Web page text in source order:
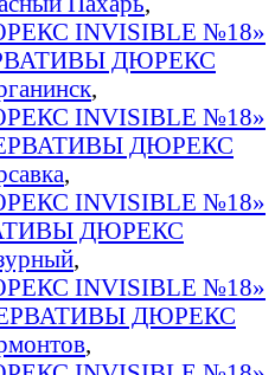
INVISIBLE №18»
ДЮРЕКС
,
INVISIBLE №18»
ДЮРЕКС
,
INVISIBLE №18»
ДЮРЕКС
,
INVISIBLE №18»
ДЮРЕКС
,